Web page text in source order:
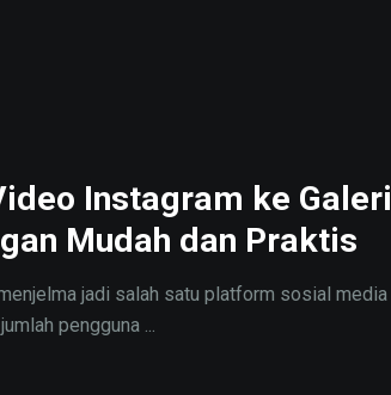
Instagram ke Galeri
Mudah dan Praktis
jadi salah satu platform sosial media
pengguna ...